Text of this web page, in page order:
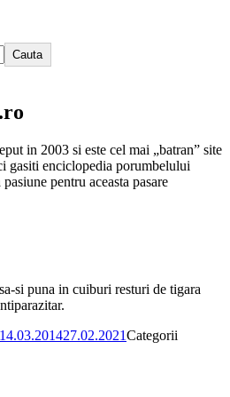
Cauta
in 2003 si este cel mai „batran” site
gasiti enciclopedia porumbelului
pentru aceasta pasare
si puna in cuiburi resturi de tigara
14.03.201427.02.2021Categorii